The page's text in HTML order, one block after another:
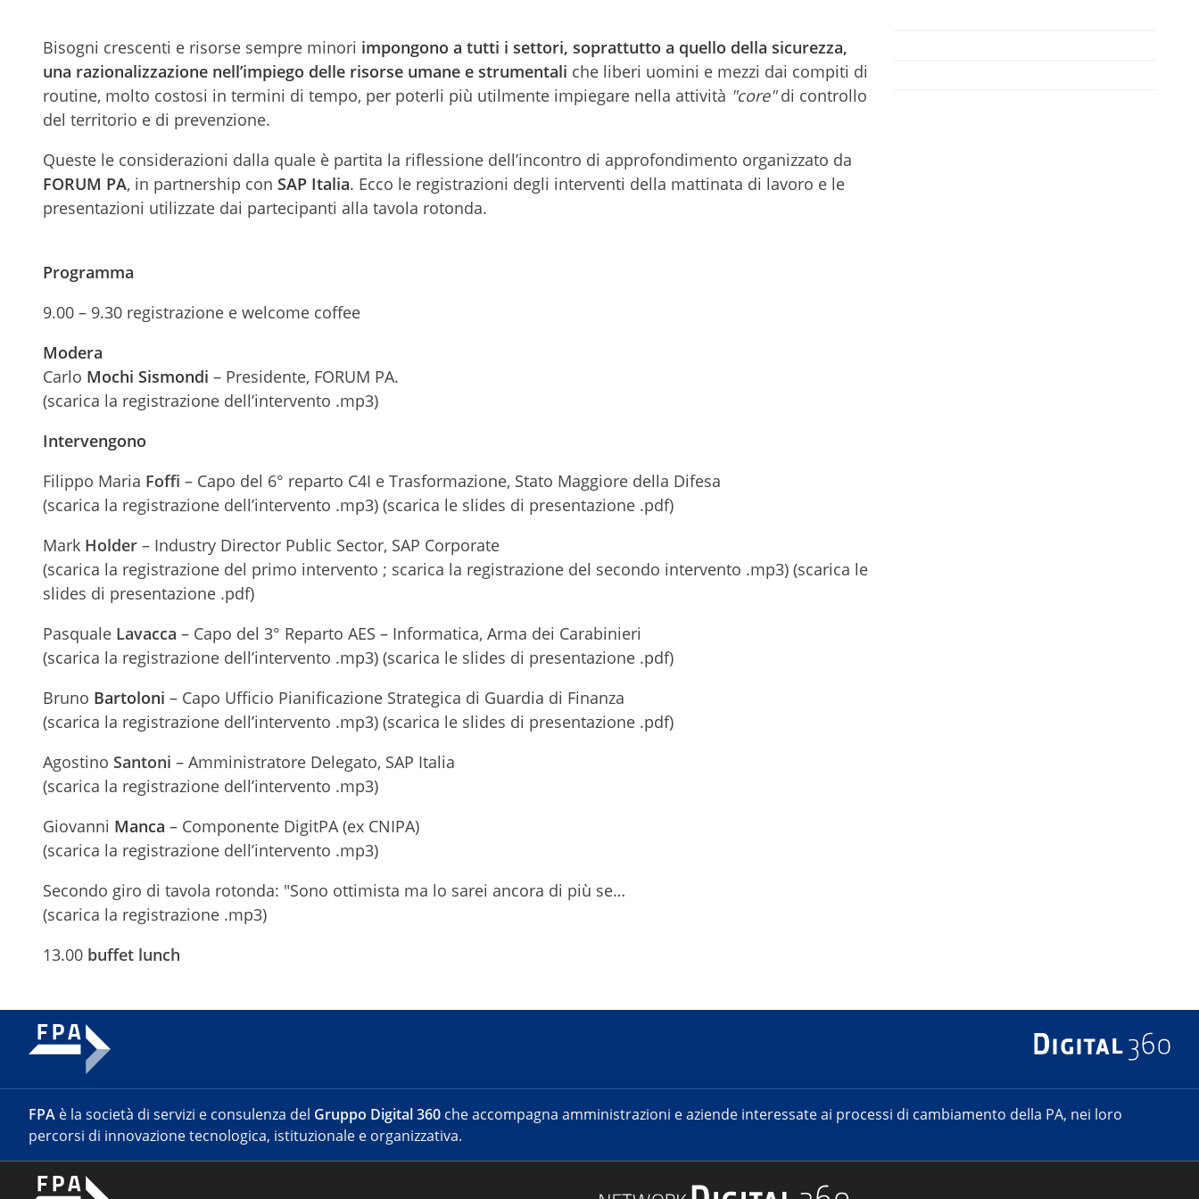
Bisogni crescenti e risorse sempre minori impongono a tutti i settori, soprattutto a quello della sicurezza,
una razionalizzazione nell’impiego delle risorse umane e strumentali che liberi uomini e mezzi dai compiti di
routine, molto costosi in termini di tempo, per poterli più utilmente impiegare nella attività "core"di controllo
del territorio e di prevenzione.
Queste le considerazioni dalla quale è partita la riflessione dell’incontro di approfondimento organizzato da
FORUM PA, in partnership con SAP Italia. Ecco le registrazioni degli interventi della mattinata di lavoro e le
presentazioni utilizzate dai partecipanti alla tavola rotonda.
Programma
9.00 – 9.30 registrazione e welcome coffee
Modera
Carlo Mochi Sismondi – Presidente, FORUM PA.
(scarica la registrazione dell’intervento .mp3)
Intervengono
Filippo Maria Foffi – Capo del 6° reparto C4I e Trasformazione, Stato Maggiore della Difesa
(scarica la registrazione dell’intervento .mp3) (scarica le slides di presentazione .pdf)
Mark Holder – Industry Director Public Sector, SAP Corporate
(scarica la registrazione del primo intervento ; scarica la registrazione del secondo intervento .mp3) (scarica le
slides di presentazione .pdf)
Pasquale Lavacca – Capo del 3° Reparto AES – Informatica, Arma dei Carabinieri
(scarica la registrazione dell’intervento .mp3) (scarica le slides di presentazione .pdf)
Bruno Bartoloni – Capo Ufficio Pianificazione Strategica di Guardia di Finanza
(scarica la registrazione dell’intervento .mp3) (scarica le slides di presentazione .pdf)
Agostino Santoni – Amministratore Delegato, SAP Italia
(scarica la registrazione dell’intervento .mp3)
Giovanni Manca – Componente DigitPA (ex CNIPA)
(scarica la registrazione dell’intervento .mp3)
Secondo giro di tavola rotonda: "Sono ottimista ma lo sarei ancora di più se…
(scarica la registrazione .mp3)
13.00 buffet lunch
FPA è la società di servizi e consulenza del Gruppo Digital 360 che accompagna amministrazioni e aziende interessate ai processi di cambiamento della PA, nei loro
percorsi di innovazione tecnologica, istituzionale e organizzativa.